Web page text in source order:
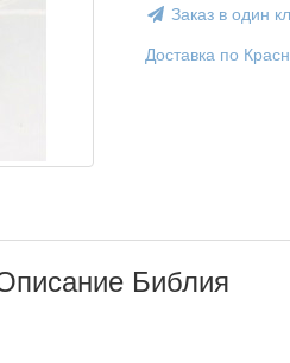
Заказ в один
Доставка по
Библия